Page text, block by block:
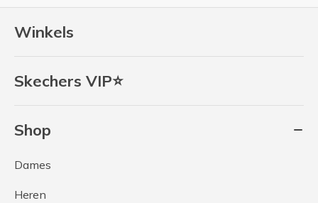
Winkels
Skechers VIP⭐
Shop
Dames
Heren